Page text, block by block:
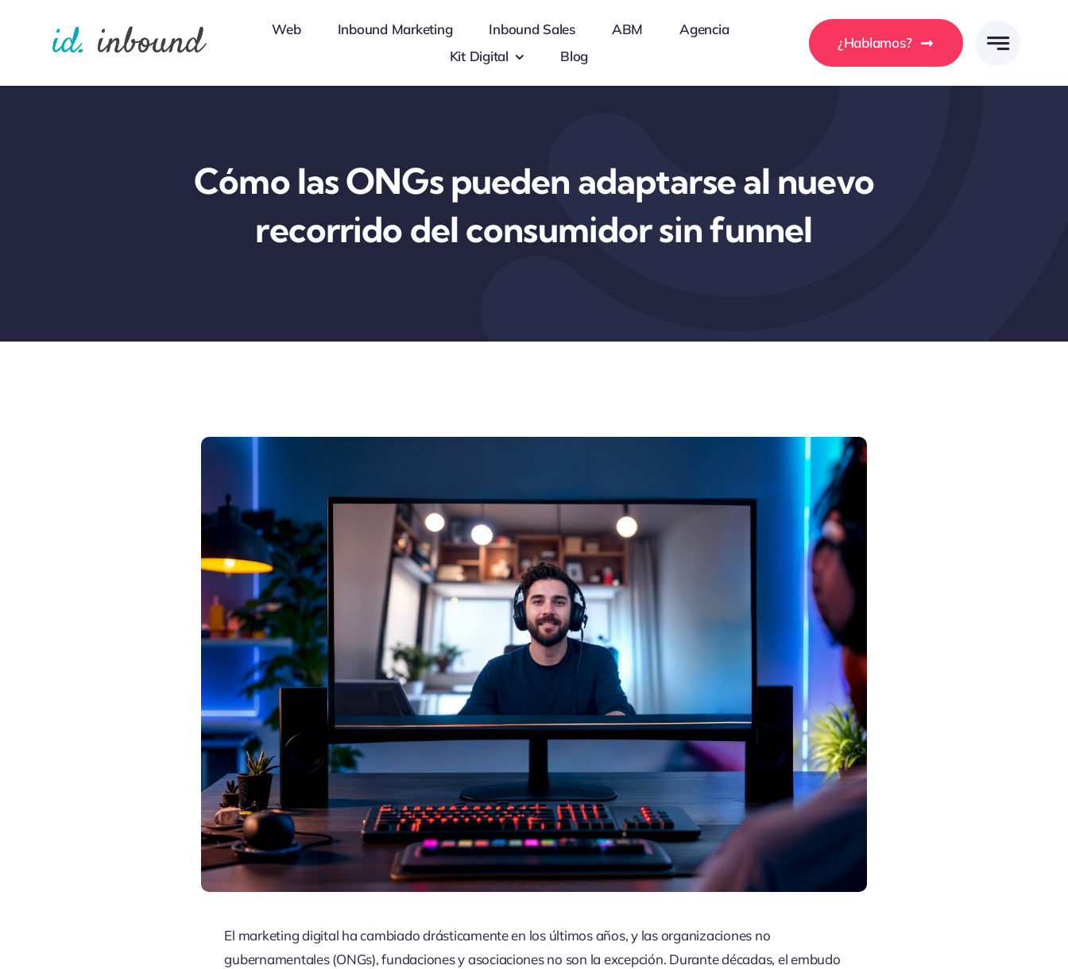
Web Inbound Marketing Inbound Sales ABM
Agencia
Kit Digital
Blog
¿Hablamos?
Cómo las ONGs pueden adaptarse al nuevo
recorrido del consumidor sin funnel
El marketing digital ha cambiado drásticamente en los últimos años, y las organizaciones no
gubernamentales (ONGs), fundaciones y asociaciones no son la excepción. Durante décadas, el embudo